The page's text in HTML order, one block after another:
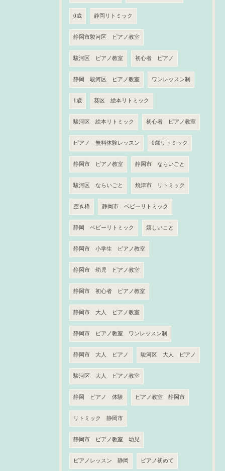
0歳 静岡リトミック
静岡市駿河区 ピアノ教室
駿河区 ピアノ教室 初心者 ピアノ
静岡 駿河区 ピアノ教室 ワンレッスン制
1歳 葵区 絵本リトミック
駿河区 絵本リトミック 初心者 ピアノ教室
ピアノ 無料体験レッスン 0歳リトミック
静岡市 ピアノ教室 静岡市 ならいごと
駿河区 ならいごと 焼津市 リトミック
空き枠 静岡市 ベビーリトミック
静岡 ベビーリトミック 嬉しいこと
静岡市 小学生 ピアノ教室
静岡市 幼児 ピアノ教室
静岡市 初心者 ピアノ教室
静岡市 大人 ピアノ教室
静岡市 ピアノ教室 ワンレッスン制
静岡市 大人 ピアノ 駿河区 大人 ピアノ
駿河区 大人 ピアノ教室
静岡 ピアノ 体験 ピアノ教室 静岡市
リトミック 静岡市
静岡市 ピアノ教室 幼児
ピアノレッスン 静岡 ピアノ初めて